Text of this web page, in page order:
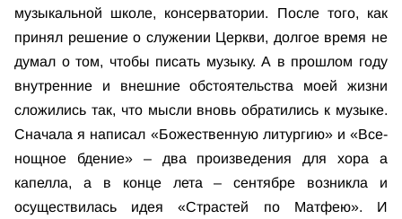
музыкальной школе, консерватории. После того, как
принял решение о служении Церкви, долгое время не
думал о том, чтобы писать музыку. А в прошлом году
внутренние и внешние обстоятельства моей жизни
сложились так, что мысли вновь обратились к музыке.
Сначала я написал «Божественную литургию» и «Все-
нощное бдение» – два произведения для хора а
капелла, а в конце лета – сентябре возникла и
осуществилась идея «Страстей по Матфею». И